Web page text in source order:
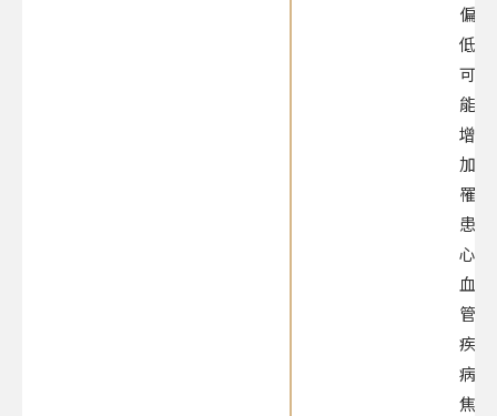
偏
低，
可
能
增
加
罹
患
心
血
管
疾
病、
焦